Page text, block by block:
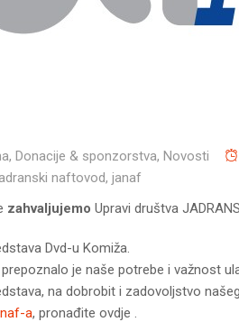
, Donacije & sponzorstva, Novosti
naftovod, janaf
zahvaljujemo Upravi društva
Dvd-u Komiža.
je naše potrebe i važnost
na dobrobit i zadovoljstvo
a, pronađite ovdje .